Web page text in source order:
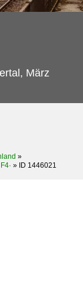
März
»
» ID 1446021